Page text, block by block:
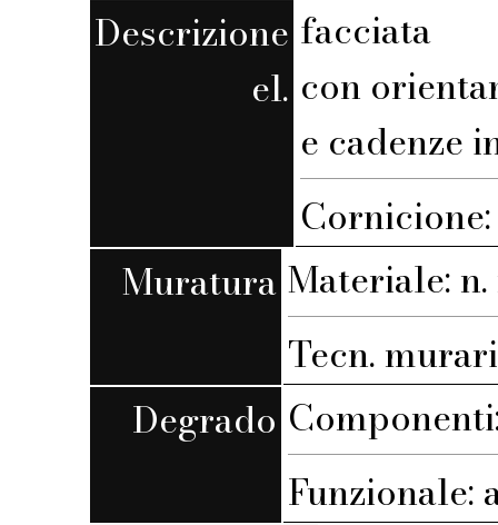
Descrizione
el.
facciata
con
e cadenze
Muratura Materiale: n.
Tecn.
Degrado
Funzionale: